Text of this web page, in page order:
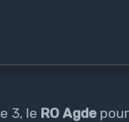
3, le RO Agde